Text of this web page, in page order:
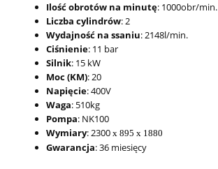
Ilość obrotów na minutę: 1000obr/min.
Liczba cylindrów: 2
Wydajność na ssaniu: 2148l/min.
Ciśnienie: 11 bar
Silnik: 15 kW
Moc (KM): 20
Napięcie: 400V
Waga: 510kg
Pompa: NK100
Wymiary: 2300 x 895 x 1880
Gwarancja: 36 miesięcy